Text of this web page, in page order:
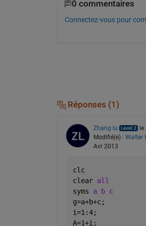
0 commentaires
Connectez-vous pour
Réponses (1)
Zhang lu
Modifié(e) : Walter
Avr 2013
clc
clear all
syms a b c
g=a+b+c;
i=1:4;
A=1+i;